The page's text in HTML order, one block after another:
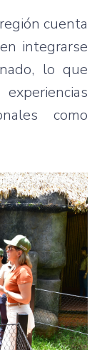
cuenta
integrarse
lo que
como